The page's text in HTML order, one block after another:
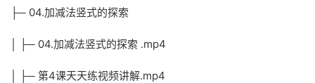
├─ 04.加减法竖式的探索
│ ├─ 04.加减法竖式的探索 .mp4
│ ├─ 第4课天天练视频讲解.mp4